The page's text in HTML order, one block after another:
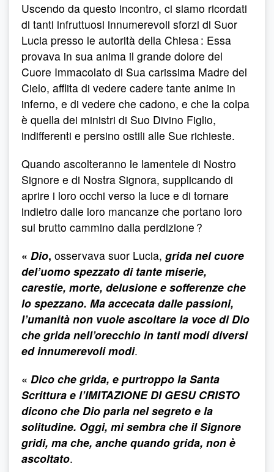
Uscendo da questo incontro, ci siamo ricordati
di tanti infruttuosi innumerevoli sforzi di Suor
Lucia presso le autorità della Chiesa : Essa
provava in sua anima il grande dolore del
Cuore Immacolato di Sua carissima Madre del
Cielo, afflita di vedere cadere tante anime in
inferno, e di vedere che cadono, e che la colpa
è quella dei ministri di Suo Divino Figlio,
indifferenti e persino ostili alle Sue richieste.
Quando ascolteranno le lamentele di Nostro
Signore e di Nostra Signora, supplicando di
aprire i loro occhi verso la luce e di tornare
indietro dalle loro mancanze che portano loro
sul brutto cammino dalla perdizione ?
« Dio, osservava suor Lucia, grida nel cuore
del’uomo spezzato di tante miserie,
carestie, morte, delusione e sofferenze che
lo spezzano. Ma accecata dalle passioni,
l’umanità non vuole ascoltare la voce di Dio
che grida nell’orecchio in tanti modi diversi
ed innumerevoli modi.
« Dico che grida, e purtroppo la Santa
Scrittura e l’IMITAZIONE DI GESU CRISTO
dicono che Dio parla nel segreto e la
solitudine. Oggi, mi sembra che il Signore
gridi, ma che, anche quando grida, non è
ascoltato.